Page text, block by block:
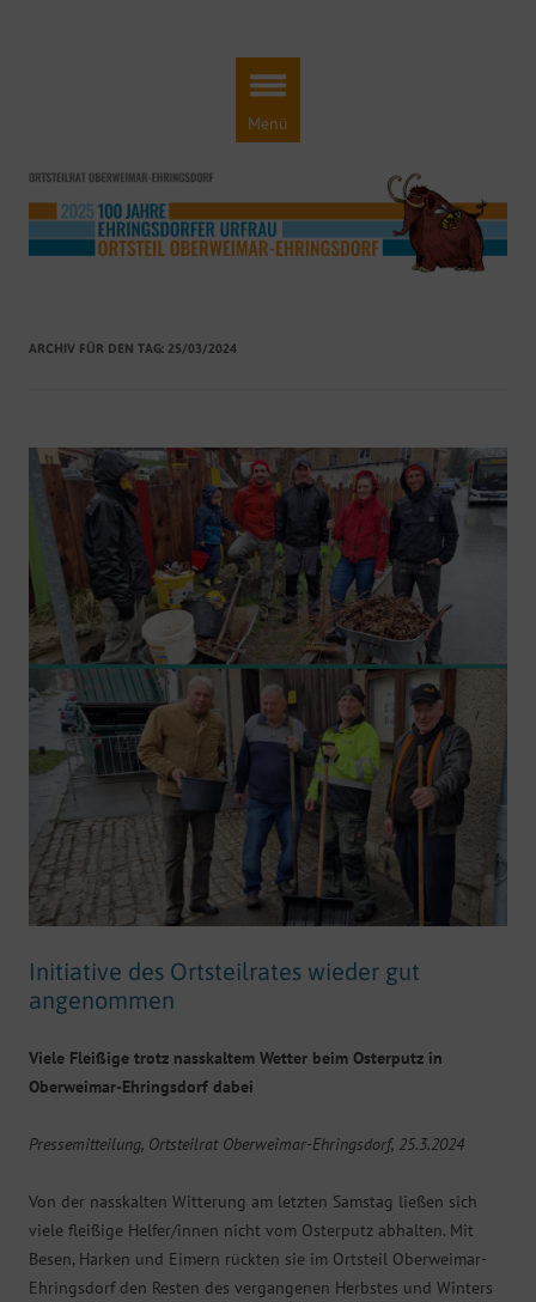
Menü
ARCHIV FÜR DEN TAG: 25/03/2024
Initiative des Ortsteilrates wieder gut
angenommen
Viele Fleißige trotz nasskaltem Wetter beim Osterputz in
Oberweimar-Ehringsdorf dabei
Pressemitteilung, Ortsteilrat Oberweimar-Ehringsdorf, 25.3.2024
Von der nasskalten Witterung am letzten Samstag ließen sich
viele fleißige Helfer/innen nicht vom Osterputz abhalten. Mit
Besen, Harken und Eimern rückten sie im Ortsteil Oberweimar-
Ehringsdorf den Resten des vergangenen Herbstes und Winters